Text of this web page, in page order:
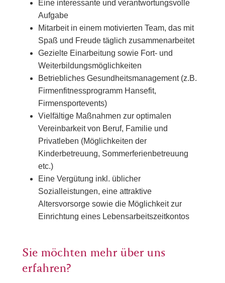
Eine interessante und verantwortungsvolle
Aufgabe
Mitarbeit in einem motivierten Team, das mit
Spaß und Freude täglich zusammenarbeitet
Gezielte Einarbeitung sowie Fort- und
Weiterbildungsmöglichkeiten
Betriebliches Gesundheitsmanagement (z.B.
Firmenfitnessprogramm Hansefit,
Firmensportevents)
Vielfältige Maßnahmen zur optimalen
Vereinbarkeit von Beruf, Familie und
Privatleben (Möglichkeiten der
Kinderbetreuung, Sommerferienbetreuung
etc.)
Eine Vergütung inkl. üblicher
Sozialleistungen, eine attraktive
Altersvorsorge sowie die Möglichkeit zur
Einrichtung eines Lebensarbeitszeitkontos
Sie möchten mehr über uns
erfahren?